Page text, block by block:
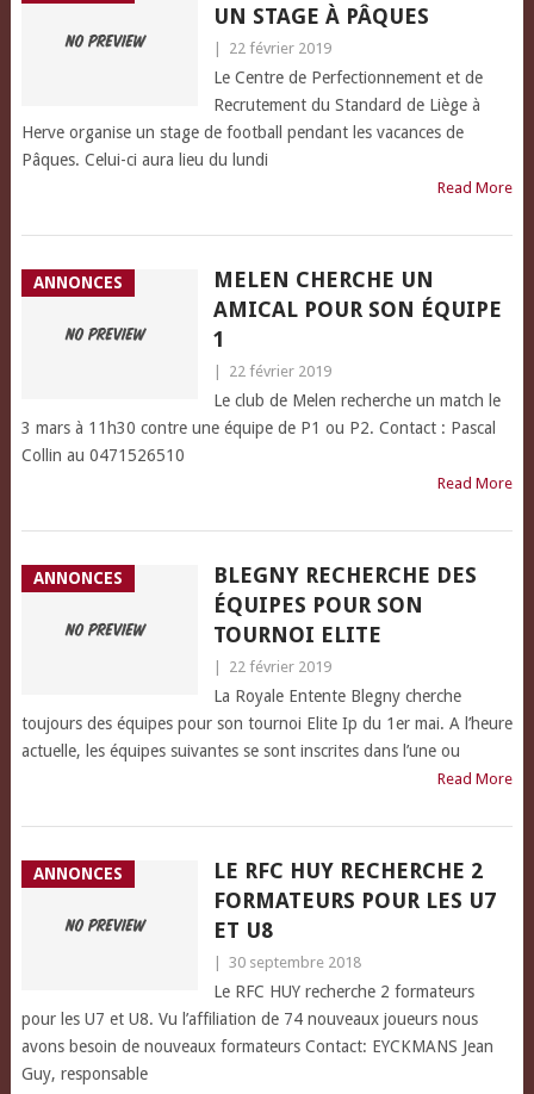
UN STAGE À PÂQUES
22 février 2019
Le Centre de Perfectionnement et de
Recrutement du Standard de Liège à
Herve organise un stage de football pendant les vacances de
Pâques. Celui-ci aura lieu du lundi
Read More
ANNONCES
MELEN CHERCHE UN
AMICAL POUR SON ÉQUIPE
1
22 février 2019
Le club de Melen recherche un match le
3 mars à 11h30 contre une équipe de P1 ou P2. Contact : Pascal
Collin au 0471526510
Read More
ANNONCES
BLEGNY RECHERCHE DES
ÉQUIPES POUR SON
TOURNOI ELITE
22 février 2019
La Royale Entente Blegny cherche
toujours des équipes pour son tournoi Elite Ip du 1er mai. A l’heure
actuelle, les équipes suivantes se sont inscrites dans l’une ou
Read More
ANNONCES
LE RFC HUY RECHERCHE 2
FORMATEURS POUR LES U7
ET U8
30 septembre 2018
Le RFC HUY recherche 2 formateurs
pour les U7 et U8. Vu l’affiliation de 74 nouveaux joueurs nous
avons besoin de nouveaux formateurs Contact: EYCKMANS Jean
Guy, responsable